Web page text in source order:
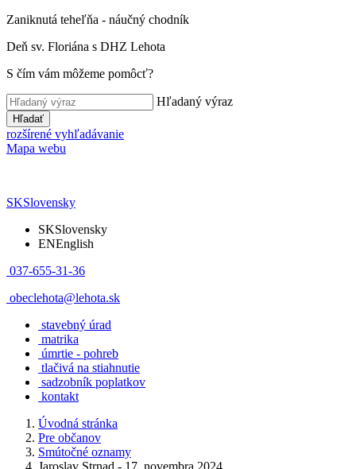
Zaniknutá teheľňa - náučný chodník
Deň sv. Floriána s DHZ Lehota
S čím vám môžeme pomôcť?
Hľadaný výraz
Hľadať
rozšírené vyhľadávanie
Mapa webu
SKSlovensky
SKSlovensky
ENEnglish
037-655-31-36
obeclehota@lehota.sk
stavebný úrad
matrika
úmrtie - pohreb
tlačivá na stiahnutie
sadzobník poplatkov
kontakt
Úvodná stránka
Pre občanov
Smútočné oznamy
Jaroslav Strnad - 17. novembra 2024